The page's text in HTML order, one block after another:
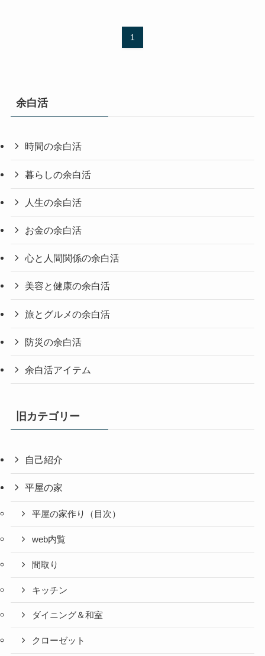
1
余白活
時間の余白活
暮らしの余白活
人生の余白活
お金の余白活
心と人間関係の余白活
美容と健康の余白活
旅とグルメの余白活
防災の余白活
余白活アイテム
旧カテゴリー
自己紹介
平屋の家
平屋の家作り（目次）
web内覧
間取り
キッチン
ダイニング＆和室
クローゼット